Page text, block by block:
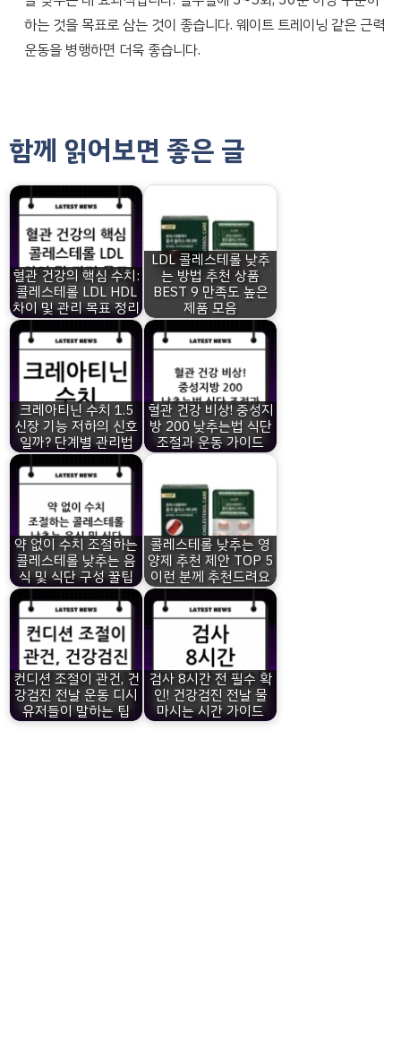
하는 것을 목표로 삼는 것이 좋습니다. 웨이트 트레이닝 같은 근력
운동을 병행하면 더욱 좋습니다.
함께 읽어보면 좋은 글
혈관 건강의 핵심 수치:
콜레스테롤 LDL HDL
차이 및 관리 목표 정리
LDL 콜레스테롤 낮추
는 방법 추천 상품
BEST 9 만족도 높은
제품 모음
크레아티닌 수치 1.5
신장 기능 저하의 신호
일까? 단계별 관리법
혈관 건강 비상! 중성지
방 200 낮추는법 식단
조절과 운동 가이드
약 없이 수치 조절하는
콜레스테롤 낮추는 음
식 및 식단 구성 꿀팁
콜레스테롤 낮추는 영
양제 추천 제안 TOP 5
이런 분께 추천드려요
컨디션 조절이 관건, 건
강검진 전날 운동 디시
유저들이 말하는 팁
검사 8시간 전 필수 확
인! 건강검진 전날 물
마시는 시간 가이드